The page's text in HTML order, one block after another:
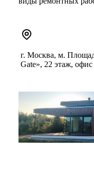
г. Москва, м.
Gate», 22 этаж,